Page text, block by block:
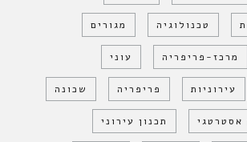
טכנולוגיה מגורים
מרכז-פריפריה עוני
עירוניות פריפריה שכונה
אסטרטגי תכנון עירוני